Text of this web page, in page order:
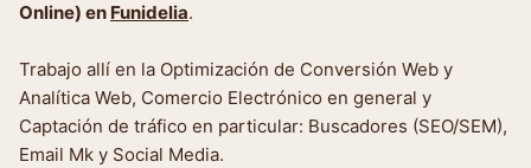
Online) en Funidelia.
Trabajo allí en la Optimización de Conversión Web y
Analítica Web, Comercio Electrónico en general y
Captación de tráfico en particular: Buscadores (SEO/SEM),
Email Mk y Social Media.